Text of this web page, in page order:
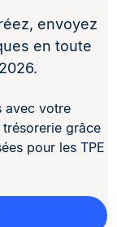
envoyez
en toute
avec votre
grâce
pour les TPE